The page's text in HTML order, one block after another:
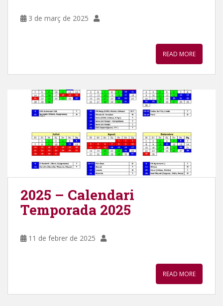
3 de març de 2025
READ MORE
2025 – Calendari
Temporada 2025
11 de febrer de 2025
READ MORE